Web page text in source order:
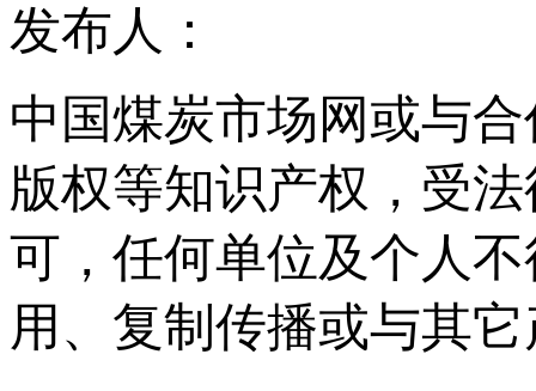
发布人：
中国煤炭市场网或与
版权等知识产权，受
可，任何单位及个人
用、复制传播或与其